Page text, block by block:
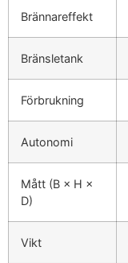
Brännareffekt
Bränsletank
Förbrukning
Autonomi
Mått (B × H ×
D)
Vikt